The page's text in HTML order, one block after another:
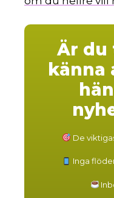
Är
känna
De
Inga